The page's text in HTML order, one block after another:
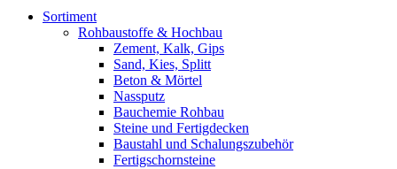
Sortiment
Rohbaustoffe & Hochbau
Zement, Kalk, Gips
Sand, Kies, Splitt
Beton & Mörtel
Nassputz
Bauchemie Rohbau
Steine und Fertigdecken
Baustahl und Schalungszubehör
Fertigschornsteine